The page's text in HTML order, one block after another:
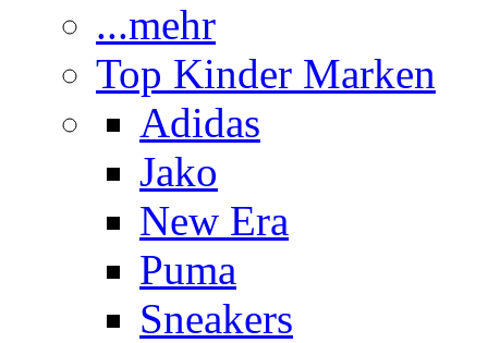
...mehr
Top Kinder Marken
Adidas
Jako
New Era
Puma
Sneakers